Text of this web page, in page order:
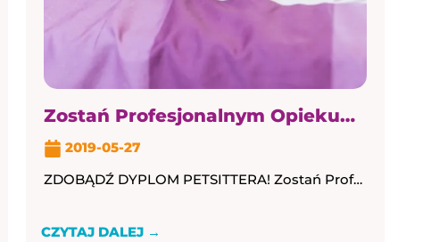
Zostań Profesjonalnym Opiekunem Psów i Kotów i dołącz do naszego zespołu
2019-05-27
ZDOBĄDŹ DYPLOM PETSITTERA! Zostań Profesjonalnym Opiekunem Psów i Kotów i dołącz do naszego zespołu. Organizujemy nowy dział w Psim Ekspercie. Zaprosimy do niego kilku Petsitterów. ...
CZYTAJ DALEJ →